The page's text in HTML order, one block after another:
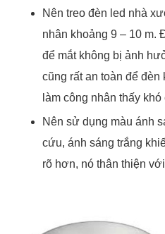
Nên treo đèn led nhà
nhân khoảng 9 – 10 m.
để mắt không bị ảnh
cũng rất an toàn để
làm công nhân thấy khó
Nên sử dụng màu ánh
cứu, ánh sáng trắng
rõ hơn, nó thân thiện